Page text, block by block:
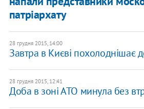
патріархату
28 грудня 2015, 14:00
Завтра в Києві похолоднішає
28 грудня 2015, 12:41
Доба в зоні АТО минула без